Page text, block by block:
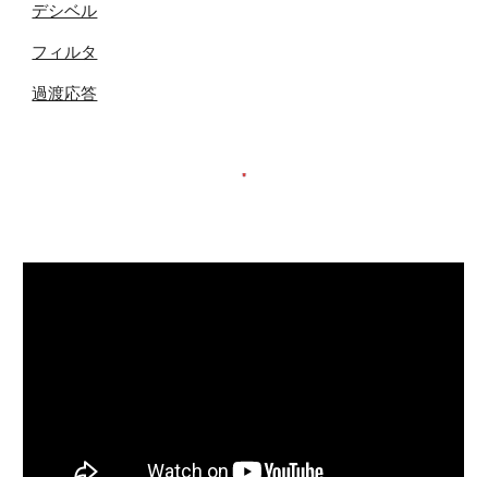
デシベル
フィルタ
過渡応答